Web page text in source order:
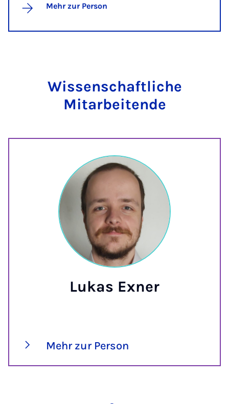
Mehr zur Person
Wissenschaftliche
Mitarbeitende
Lukas Exner
Mehr zur Person